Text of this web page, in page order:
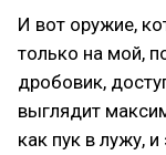
И вот оружие,
только на мой,
дробовик,
выглядит
как пук в лужу,